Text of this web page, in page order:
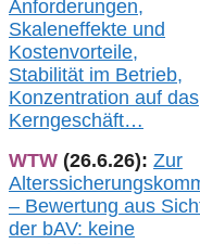
Anforderungen,
Skaleneffekte und
Kostenvorteile,
Stabilität im Betrieb,
Konzentration auf das
Kerngeschäft…
WTW (26.6.26): Zur
– Bewertung aus
der bAV: keine